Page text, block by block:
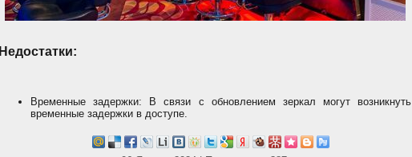
Недостатки:
Временные задержки: В связи с обновлением зеркал могут возникнуть
временные задержки в доступе.